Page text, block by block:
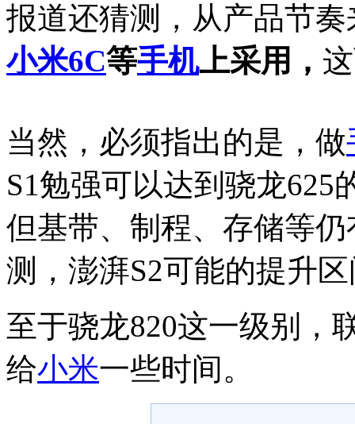
报道还猜测，从产品节奏
小米6C等手机上采用，
当然，必须指出的是，做
S1勉强可以达到骁龙625
但基带、制程、存储等
测，澎湃S2可能的提升
至于骁龙820这一级别，
给小米一些时间。